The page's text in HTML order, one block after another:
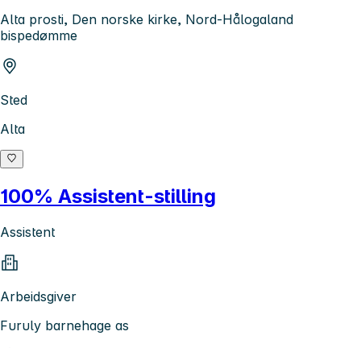
Alta prosti, Den norske kirke, Nord-Hålogaland
bispedømme
Sted
Alta
100% Assistent-stilling
Assistent
Arbeidsgiver
Furuly barnehage as